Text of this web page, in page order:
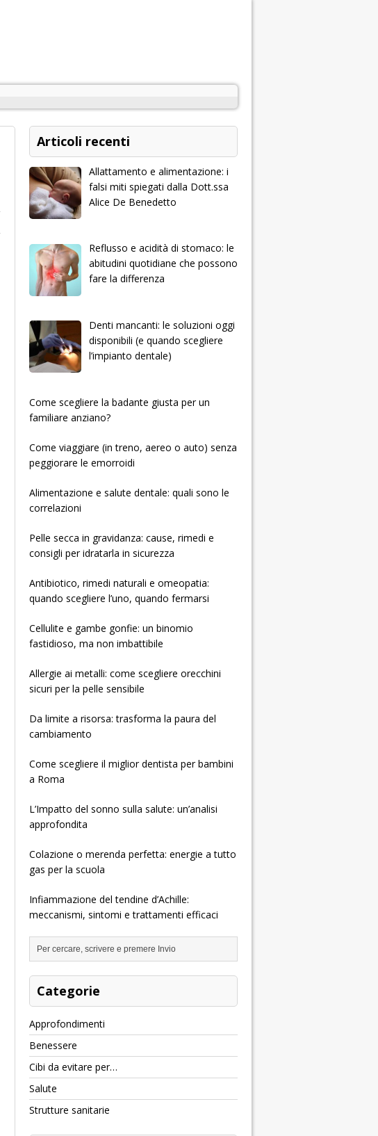
Articoli recenti
Allattamento e alimentazione: i
falsi miti spiegati dalla Dott.ssa
Alice De Benedetto
Reflusso e acidità di stomaco: le
abitudini quotidiane che possono
fare la differenza
Denti mancanti: le soluzioni oggi
disponibili (e quando scegliere
l’impianto dentale)
­­­­­Come scegliere la badante giusta per un
familiare anziano?
Come viaggiare (in treno, aereo o auto) senza
peggiorare le emorroidi
Alimentazione e salute dentale: quali sono le
correlazioni
Pelle secca in gravidanza: cause, rimedi e
consigli per idratarla in sicurezza
Antibiotico, rimedi naturali e omeopatia:
quando scegliere l’uno, quando fermarsi
Cellulite e gambe gonfie: un binomio
fastidioso, ma non imbattibile
Allergie ai metalli: come scegliere orecchini
sicuri per la pelle sensibile
Da limite a risorsa: trasforma la paura del
cambiamento
Come scegliere il miglior dentista per bambini
a Roma
L’Impatto del sonno sulla salute: un’analisi
approfondita
Colazione o merenda perfetta: energie a tutto
gas per la scuola
Infiammazione del tendine d’Achille:
meccanismi, sintomi e trattamenti efficaci
Categorie
Approfondimenti
Benessere
Cibi da evitare per…
Salute
Strutture sanitarie